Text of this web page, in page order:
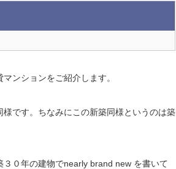
ンションをご紹介します。
です。ちなみにこの新築同様というのは築
０年の建物でnearly brand new を書いて